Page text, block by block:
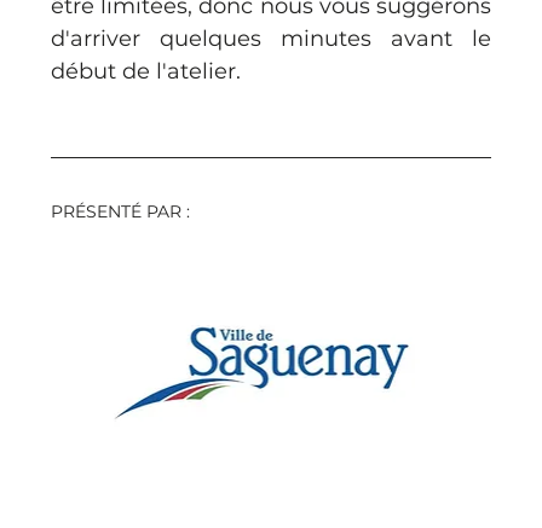
être limitées, donc nous vous suggérons
d'arriver quelques minutes avant le
début de l'atelier.
PRÉSENTÉ PAR :